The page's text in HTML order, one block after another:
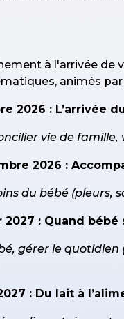
à l'arrivée de
animés
2026 : L’arrivée
vie de famille,
2026 :
du bébé (pleurs,
2027 : Quand bébé
gérer le
: Du lait à